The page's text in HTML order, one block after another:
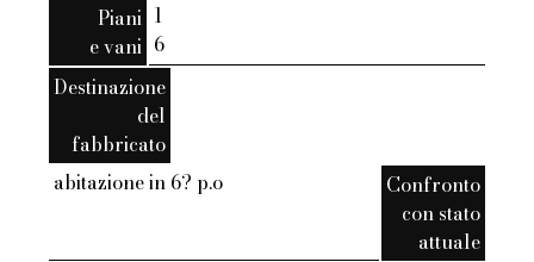
Piani
e vani
1
6
Destinazione
del
fabbricato
abitazione in 6? p.o
Confronto
con stato
attuale